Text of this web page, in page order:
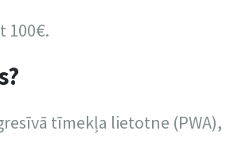
100€.
tīmekļa lietotne (PWA),